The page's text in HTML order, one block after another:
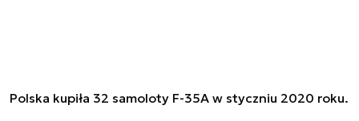
Polska kupiła 32 samoloty F-35A w styczniu 2020 roku.